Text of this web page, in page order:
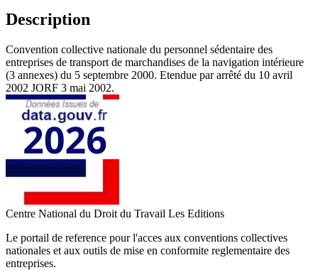
Description
Convention collective nationale du personnel sédentaire des
entreprises de transport de marchandises de la navigation intérieure
(3 annexes) du 5 septembre 2000. Etendue par arrêté du 10 avril
2002 JORF 3 mai 2002.
Centre National du Droit du Travail Les Editions
Le portail de reference pour l'acces aux conventions collectives
nationales et aux outils de mise en conformite reglementaire des
entreprises.